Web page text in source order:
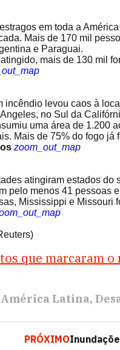
em toda a
Mais de 170 mil
e Paraguai.
mais de 130 mil
incêndio levou caos à
no Sul da
uma área de 1.200
Mais de 75% do fogo já
zoom_out_map
atingiram estados
pelo menos 41 pessoas
Mississippi e Missouri
que marcaram o
América Latina
PRÓXIMO